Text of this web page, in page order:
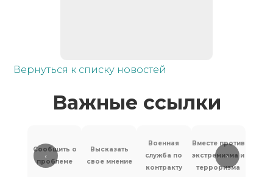
Вернуться к списку новостей
Важные ссылки
‹
Сообщить о
проблеме
Высказать
свое мнение
Военная
служба по
контракту
Вместе против
экстремизма и
терроризма
›